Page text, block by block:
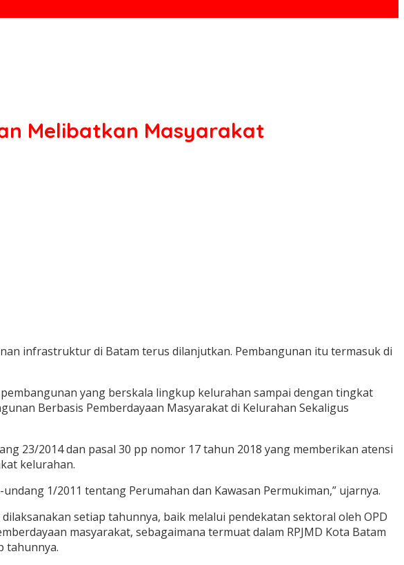
Melibatkan Masyarakat
infrastruktur di Batam terus dilanjutkan. Pembangunan itu termasuk di
yang berskala lingkup kelurahan sampai dengan tingkat
Berbasis Pemberdayaan Masyarakat di Kelurahan Sekaligus
23/2014 dan pasal 30 pp nomor 17 tahun 2018 yang memberikan atensi
kelurahan.
1/2011 tentang Perumahan dan Kawasan Permukiman,” ujarnya.
setiap tahunnya, baik melalui pendekatan sektoral oleh OPD
masyarakat, sebagaimana termuat dalam RPJMD Kota Batam
tahunnya.